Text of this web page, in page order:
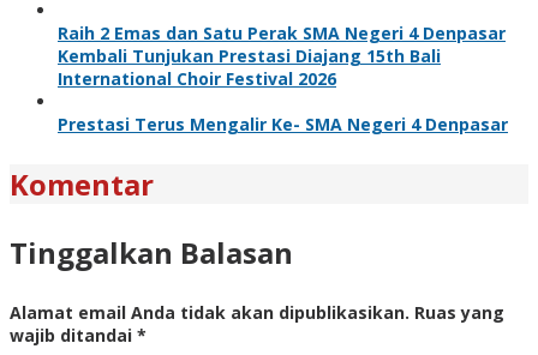
Raih 2 Emas dan Satu Perak SMA Negeri 4 Denpasar
Kembali Tunjukan Prestasi Diajang 15th Bali
International Choir Festival 2026
Prestasi Terus Mengalir Ke- SMA Negeri 4 Denpasar
Komentar
Tinggalkan Balasan
Alamat email Anda tidak akan dipublikasikan. Ruas yang
wajib ditandai *